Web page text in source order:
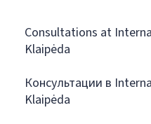
Consultations at
Klaipėda
Консультации в
Klaipėda